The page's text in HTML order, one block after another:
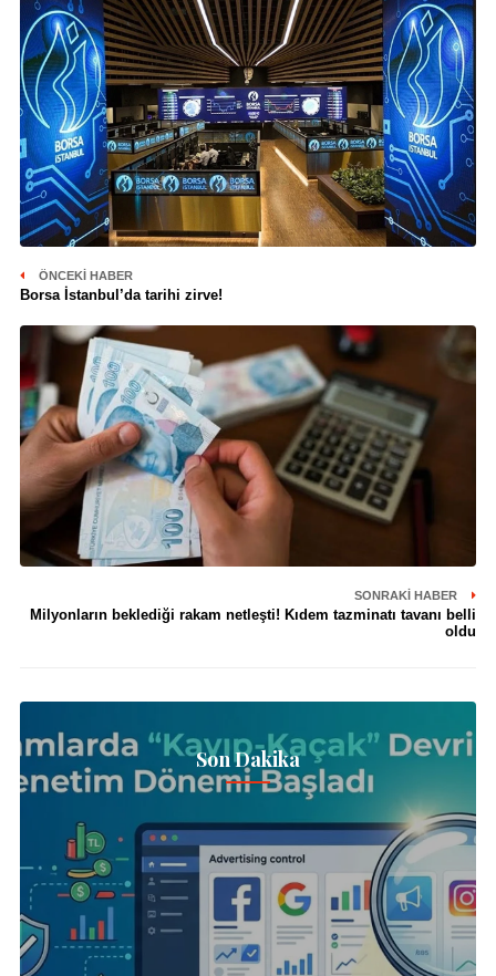
ÖNCEKI HABER
Borsa İstanbul’da tarihi zirve!
SONRAKI HABER
Milyonların beklediği rakam netleşti! Kıdem tazminatı tavanı belli
oldu
Son Dakika